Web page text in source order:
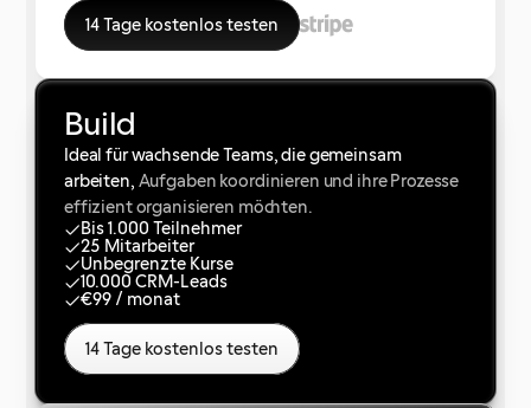
14 Tage kostenlos testen
Build
Ideal für wachsende Teams, die gemeinsam
arbeiten, Aufgaben koordinieren und ihre Prozesse
effizient organisieren möchten.
Bis 1.000 Teilnehmer
25 Mitarbeiter
Unbegrenzte Kurse
10.000 CRM-Leads
€99 / monat
14 Tage kostenlos testen